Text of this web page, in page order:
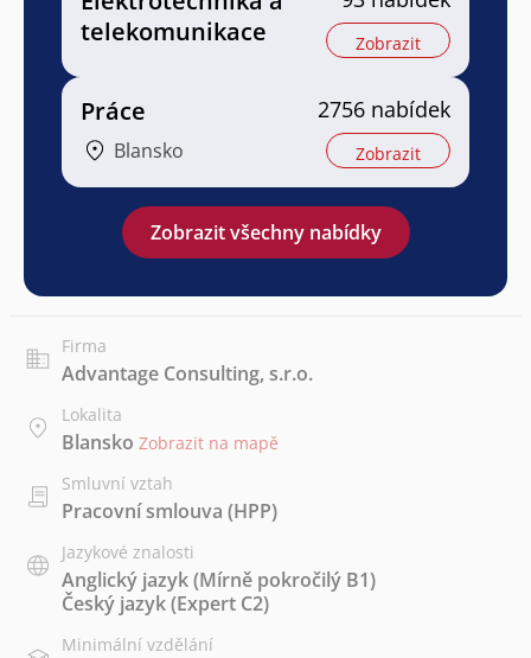
telekomunikace
Zobrazit
Práce
Blansko
2756 nabídek
Zobrazit
Zobrazit všechny nabídky
Firma
Advantage Consulting, s.r.o.
Lokalita
Blansko Zobrazit na mapě
Smluvní vztah
Pracovní smlouva (HPP)
Jazykové znalosti
Anglický jazyk(Mírně pokročilý B1)
Český jazyk(Expert C2)
Minimální vzdělání